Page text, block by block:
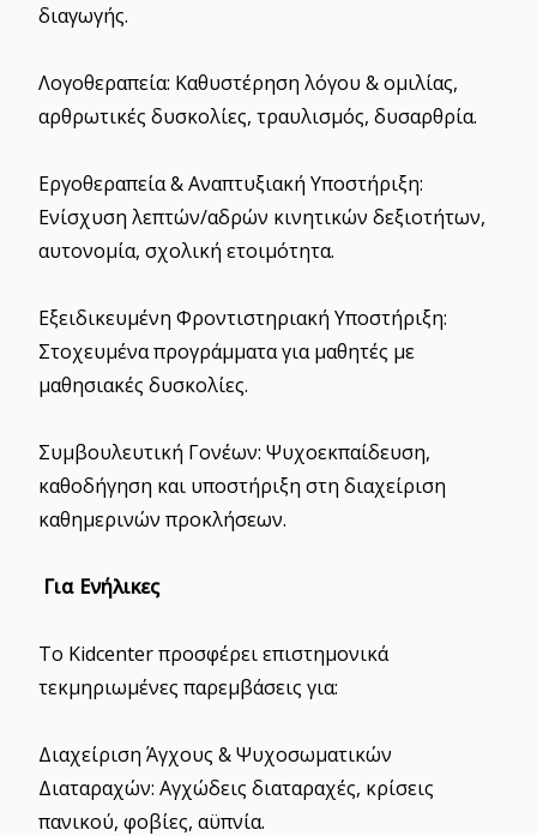
διαγωγής.
Λογοθεραπεία: Καθυστέρηση λόγου & ομιλίας,
αρθρωτικές δυσκολίες, τραυλισμός, δυσαρθρία.
Εργοθεραπεία & Αναπτυξιακή Υποστήριξη:
Ενίσχυση λεπτών/αδρών κινητικών δεξιοτήτων,
αυτονομία, σχολική ετοιμότητα.
Εξειδικευμένη Φροντιστηριακή Υποστήριξη:
Στοχευμένα προγράμματα για μαθητές με
μαθησιακές δυσκολίες.
Συμβουλευτική Γονέων: Ψυχοεκπαίδευση,
καθοδήγηση και υποστήριξη στη διαχείριση
καθημερινών προκλήσεων.
Για Ενήλικες
Το Kidcenter προσφέρει επιστημονικά
τεκμηριωμένες παρεμβάσεις για:
Διαχείριση Άγχους & Ψυχοσωματικών
Διαταραχών: Αγχώδεις διαταραχές, κρίσεις
πανικού, φοβίες, αϋπνία.